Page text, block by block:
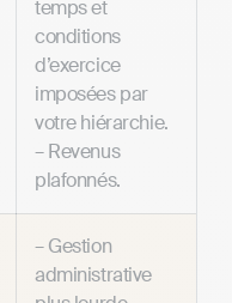
temps et
conditions
d’exercice
imposées par
votre hiérarchie.
– Revenus
plafonnés.
– Gestion
administrative